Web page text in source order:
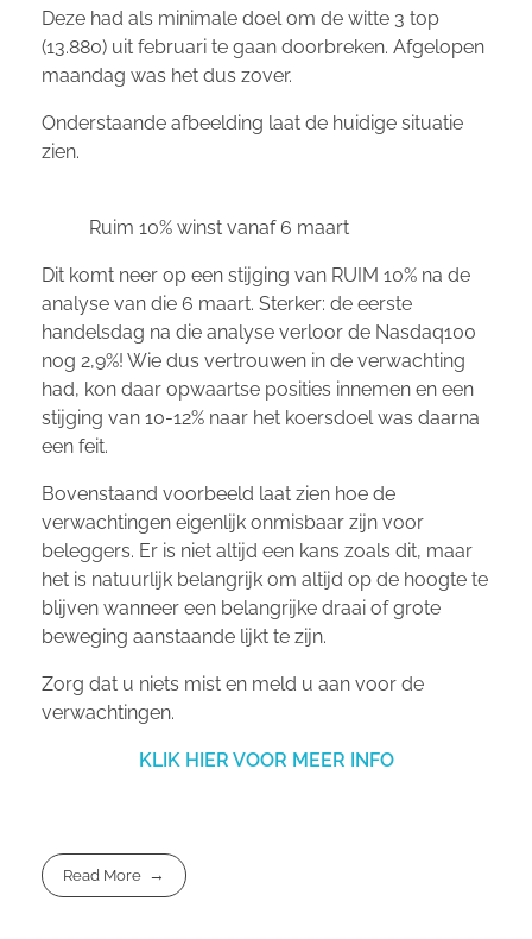
Deze had als minimale doel om de witte 3 top
(13.880) uit februari te gaan doorbreken. Afgelopen
maandag was het dus zover.
Onderstaande afbeelding laat de huidige situatie
zien.
Ruim 10% winst vanaf 6 maart
Dit komt neer op een stijging van RUIM 10% na de
analyse van die 6 maart. Sterker: de eerste
handelsdag na die analyse verloor de Nasdaq100
nog 2,9%! Wie dus vertrouwen in de verwachting
had, kon daar opwaartse posities innemen en een
stijging van 10-12% naar het koersdoel was daarna
een feit.
Bovenstaand voorbeeld laat zien hoe de
verwachtingen eigenlijk onmisbaar zijn voor
beleggers. Er is niet altijd een kans zoals dit, maar
het is natuurlijk belangrijk om altijd op de hoogte te
blijven wanneer een belangrijke draai of grote
beweging aanstaande lijkt te zijn.
Zorg dat u niets mist en meld u aan voor de
verwachtingen.
KLIK HIER VOOR MEER INFO
Read More